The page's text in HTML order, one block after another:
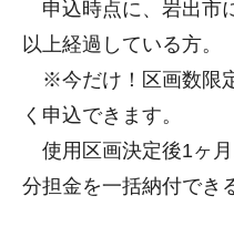
申込時点に、岩出市
以上経過している方。
※今だけ！区画数限
く申込できます。
使用区画決定後1ヶ
分担金を一括納付でき